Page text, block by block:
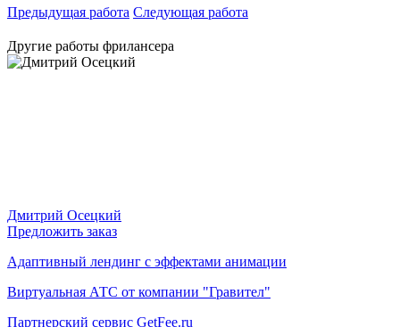
Предыдущая работа Следующая работа
Другие работы фрилансера
Дмитрий Осецкий
Предложить заказ
Адаптивный лендинг с эффектами анимации
Виртуальная АТС от компании "Гравител"
Партнерский сервис GetFee.ru